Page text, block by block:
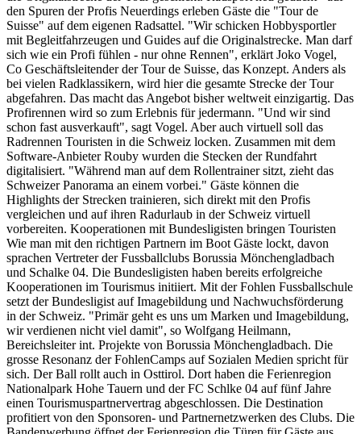
den Spuren der Profis Neuerdings erleben Gäste die "Tour de
Suisse" auf dem eigenen Radsattel. "Wir schicken Hobbysportler
mit Begleitfahrzeugen und Guides auf die Originalstrecke. Man darf
sich wie ein Profi fühlen - nur ohne Rennen", erklärt Joko Vogel,
Co Geschäftsleitender der Tour de Suisse, das Konzept. Anders als
bei vielen Radklassikern, wird hier die gesamte Strecke der Tour
abgefahren. Das macht das Angebot bisher weltweit einzigartig. Das
Profirennen wird so zum Erlebnis für jedermann. "Und wir sind
schon fast ausverkauft", sagt Vogel. Aber auch virtuell soll das
Radrennen Touristen in die Schweiz locken. Zusammen mit dem
Software-Anbieter Rouby wurden die Stecken der Rundfahrt
digitalisiert. "Während man auf dem Rollentrainer sitzt, zieht das
Schweizer Panorama an einem vorbei." Gäste können die
Highlights der Strecken trainieren, sich direkt mit den Profis
vergleichen und auf ihren Radurlaub in der Schweiz virtuell
vorbereiten. Kooperationen mit Bundesligisten bringen Touristen
Wie man mit den richtigen Partnern im Boot Gäste lockt, davon
sprachen Vertreter der Fussballclubs Borussia Mönchengladbach
und Schalke 04. Die Bundesligisten haben bereits erfolgreiche
Kooperationen im Tourismus initiiert. Mit der Fohlen Fussballschule
setzt der Bundesligist auf Imagebildung und Nachwuchsförderung
in der Schweiz. "Primär geht es uns um Marken und Imagebildung,
wir verdienen nicht viel damit", so Wolfgang Heilmann,
Bereichsleiter int. Projekte von Borussia Mönchengladbach. Die
grosse Resonanz der FohlenCamps auf Sozialen Medien spricht für
sich. Der Ball rollt auch in Osttirol. Dort haben die Ferienregion
Nationalpark Hohe Tauern und der FC Schlke 04 auf fünf Jahre
einen Tourismuspartnervertrag abgeschlossen. Die Destination
profitiert von den Sponsoren- und Partnernetzwerken des Clubs. Die